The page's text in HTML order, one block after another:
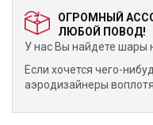
ОГРОМНЫЙ
ЛЮБОЙ ПОВОД!
У нас Вы найдете шары
Если хочется чего-
аэродизайнеры